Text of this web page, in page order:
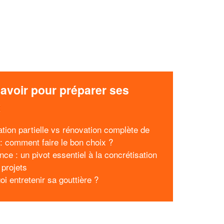
pour préparer ses
partielle vs rénovation complète de
comment faire le bon choix ?
: un pivot essentiel à la concrétisation
entretenir sa gouttière ?